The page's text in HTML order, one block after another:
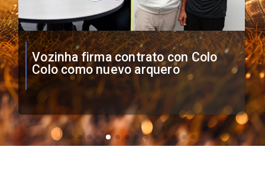
O'Higgins cae por penales ante
Boca Juniors en Copa
Sudamericana